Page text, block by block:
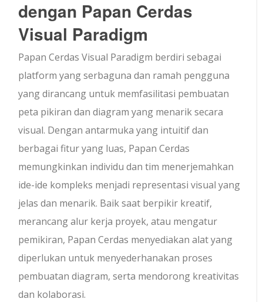
dengan Papan Cerdas
Visual Paradigm
Papan Cerdas Visual Paradigm berdiri sebagai
platform yang serbaguna dan ramah pengguna
yang dirancang untuk memfasilitasi pembuatan
peta pikiran dan diagram yang menarik secara
visual. Dengan antarmuka yang intuitif dan
berbagai fitur yang luas, Papan Cerdas
memungkinkan individu dan tim menerjemahkan
ide-ide kompleks menjadi representasi visual yang
jelas dan menarik. Baik saat berpikir kreatif,
merancang alur kerja proyek, atau mengatur
pemikiran, Papan Cerdas menyediakan alat yang
diperlukan untuk menyederhanakan proses
pembuatan diagram, serta mendorong kreativitas
dan kolaborasi.